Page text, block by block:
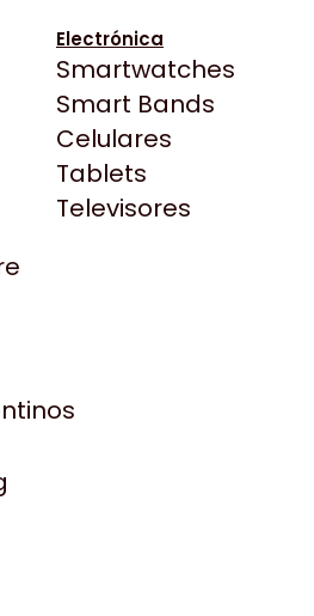
Electrónica
Smartwatches
Smart Bands
Celulares
Tablets
Televisores